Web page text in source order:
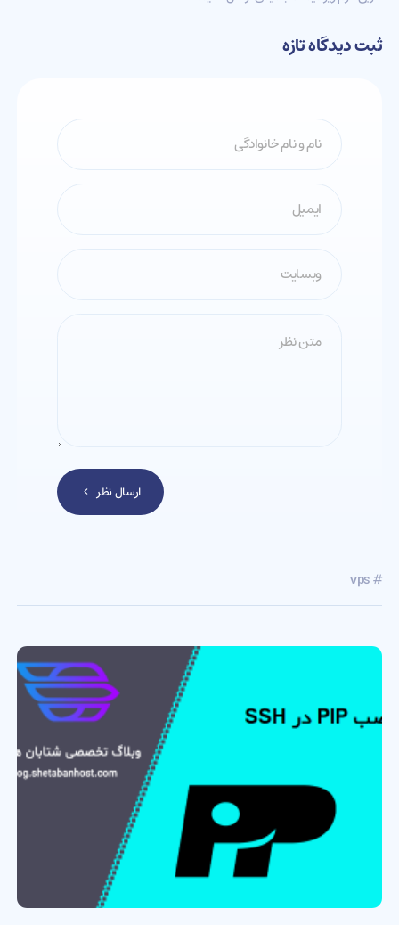
ثبت دیدگاه تازه
ارسال نظر
# vps